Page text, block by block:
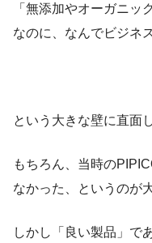
「無添加やオーガニッ
なのに、なんでビジネ
という大きな壁に直面
もちろん、当時の
なかった、というのが
しかし「良い製品」で